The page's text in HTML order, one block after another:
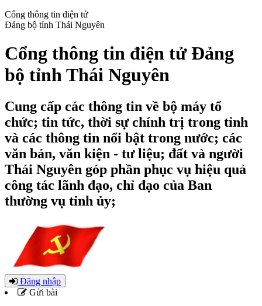
Cổng thông tin điện tử
Đảng bộ tỉnh Thái Nguyên
Cổng thông tin điện tử Đảng
bộ tỉnh Thái Nguyên
Cung cấp các thông tin về bộ máy tổ
chức; tin tức, thời sự chính trị trong tỉnh
và các thông tin nổi bật trong nước; các
văn bản, văn kiện - tư liệu; đất và người
Thái Nguyên góp phần phục vụ hiệu quả
công tác lãnh đạo, chỉ đạo của Ban
thường vụ tỉnh ủy;
Đăng nhập
Gửi bài